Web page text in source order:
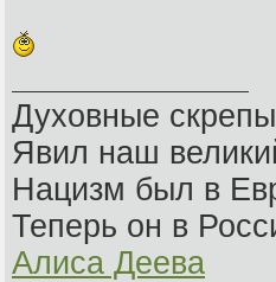
Духовные
Явил наш
Нацизм был в
Теперь он в
Алиса Деева